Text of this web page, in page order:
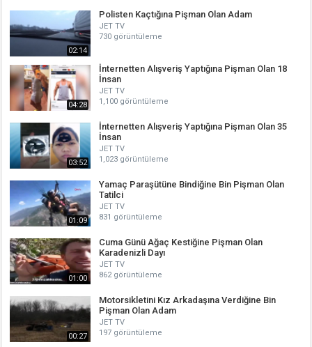
02:14
Polisten Kaçtığına Pişman Olan Adam
JET TV
730 görüntüleme
04:28
İnternetten Alışveriş Yaptığına Pişman Olan 18
İnsan
JET TV
1,100 görüntüleme
03:52
İnternetten Alışveriş Yaptığına Pişman Olan 35
İnsan
JET TV
1,023 görüntüleme
01:09
Yamaç Paraşütüne Bindiğine Bin Pişman Olan
Tatilci
JET TV
831 görüntüleme
01:00
Cuma Günü Ağaç Kestiğine Pişman Olan
Karadenizli Dayı
JET TV
862 görüntüleme
00:27
Motorsikletini Kız Arkadaşına Verdiğine Bin
Pişman Olan Adam
JET TV
197 görüntüleme